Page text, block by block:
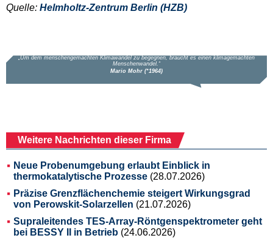
Quelle: Helmholtz-Zentrum Berlin (HZB)
Weitere Nachrichten dieser Firma
Neue Probenumgebung erlaubt Einblick in
thermokatalytische Prozesse (28.07.2026)
Präzise Grenzflächenchemie steigert Wirkungsgrad
von Perowskit-Solarzellen (21.07.2026)
Supraleitendes TES-Array-Röntgenspektrometer geht
bei BESSY II in Betrieb (24.06.2026)